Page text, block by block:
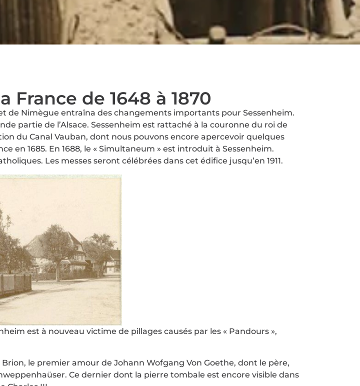
France de 1648 à 1870
de Nimègue entraîna des changements importants pour Sessenheim.
partie de l’Alsace. Sessenheim est rattaché à la couronne du roi de
du Canal Vauban, dont nous pouvons encore apercevoir quelques
en 1685. En 1688, le « Simultaneum » est introduit à Sessenheim.
Les messes seront célébrées dans cet édifice jusqu’en 1911.
est à nouveau victime de pillages causés par les « Pandours »,
le premier amour de Johann Wofgang Von Goethe, dont le père,
Ce dernier dont la pierre tombale est encore visible dans